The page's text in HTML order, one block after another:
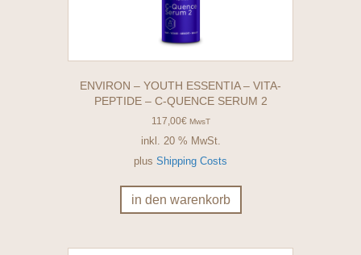
ENVIRON – YOUTH ESSENTIA – VITA-
PEPTIDE – C-QUENCE SERUM 2
117,00€ MwsT
inkl. 20 % MwSt.
plus Shipping Costs
in den warenkorb